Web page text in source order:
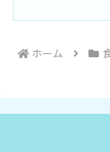
ホーム